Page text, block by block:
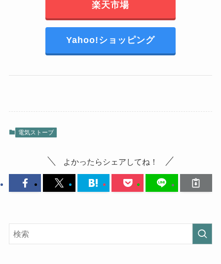
楽天市場
Yahoo!ショッピング
電気ストーブ
よかったらシェアしてね！